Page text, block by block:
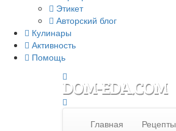
Этикет
Авторский блог
Кулинары
Активность
Помощь
Главная Рецепты